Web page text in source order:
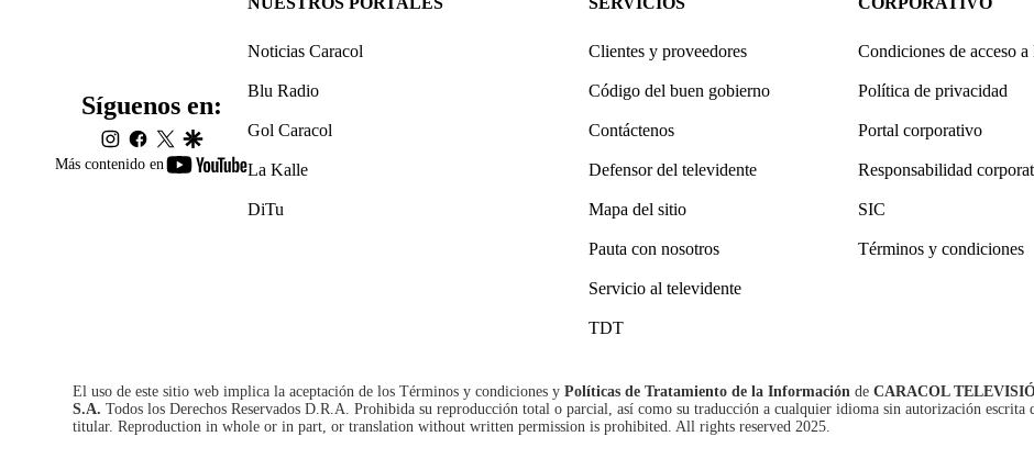
Más contenido en
youtube-
Síguenos en:
instagram
facebook
twittergoogle
Noticias Caracol
Blu Radio
Gol Caracol
La Kalle
DiTu
Clientes y proveedores
Código del buen gobierno
Contáctenos
Defensor del televidente
Mapa del sitio
Pauta con nosotros
Servicio al televidente
TDT
Condiciones de acceso a
Política de privacidad
Portal corporativo
Responsabilidad
SIC
Términos y condiciones
El uso de este sitio web implica la aceptación de los Términos y condiciones y Políticas de Tratamiento de la Información de CARACOL
S.A. Todos los Derechos Reservados D.R.A. Prohibida su reproducción total o parcial, así como su traducción a cualquier idioma sin autorización escrita
titular. Reproduction in whole or in part, or translation without written permission is prohibited. All rights reserved 2025.